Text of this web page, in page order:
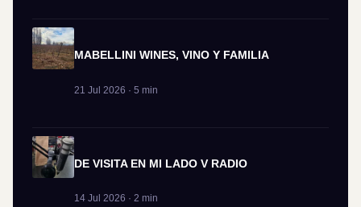
MABELLINI WINES, VINO Y FAMILIA
21 Jul 2026 · 5 min
DE VISITA EN MI LADO V RADIO
14 Jul 2026 · 2 min